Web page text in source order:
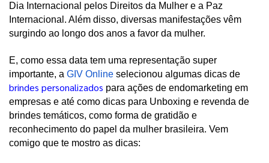
Dia Internacional pelos Direitos da Mulher e a Paz
Internacional. Além disso, diversas manifestações vêm
surgindo ao longo dos anos a favor da mulher.
E, como essa data tem uma representação super
importante, a GIV Online
brindes personalizados para ações de endomarketing em
empresas e até como dicas para Unboxing e revenda de
brindes temáticos, como forma de gratidão e
reconhecimento do papel da mulher brasileira. Vem
comigo que te mostro as dicas: